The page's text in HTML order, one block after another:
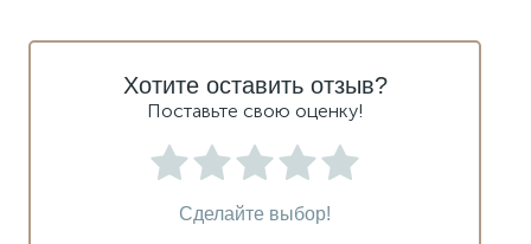
Хотите оставить отзыв?
Поставьте свою оценку!
Сделайте выбор!